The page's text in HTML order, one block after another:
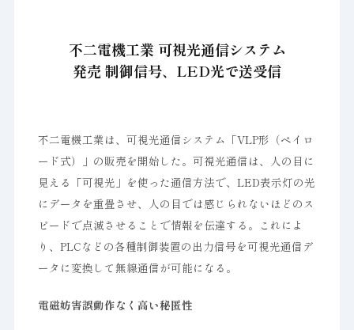
不二電機工業 可視光通信システム
発売 制御信号、LED光で送受信
不二電機工業は、可視光通信システム「VLP形（ペイロ
ード式）」の販売を開始した。可視光通信は、人の目に
見える「可視光」を使った通信方法で、LED表示灯の光
にデータを重畳させ、人の目では感じられないほどのス
ピードで点滅させることで情報を伝達する。これによ
り、PLCなどの各種制御装置の出力信号を可視光通信デ
ータに変換して無線通信が可能になる。
電磁妨害誤動作なく高い秘匿性